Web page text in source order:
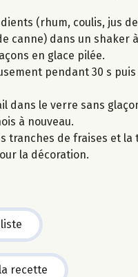
(rhum, coulis, jus
canne) dans un shaker
en glace pilée.
pendant 30 s
dans le verre sans
à nouveau.
tranches de fraises et la
la décoration.
recette